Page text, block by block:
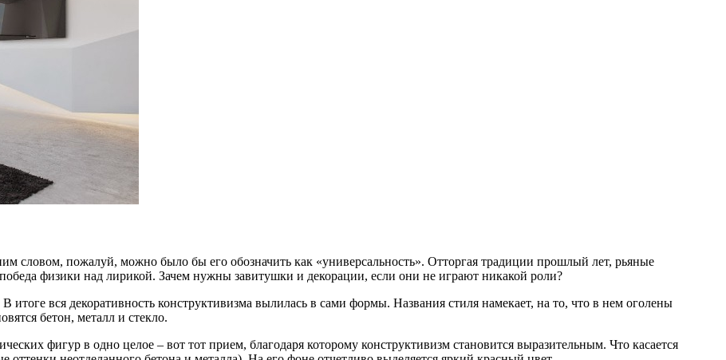
словом, пожалуй, можно было бы его обозначить как «универсальность». Отторгая традиции прошлый лет, рьяные
физики над лирикой. Зачем нужны завитушки и декорации, если они не играют никакой роли?
итоге вся декоративность конструктивизма вылилась в сами формы. Названия стиля намекает, на то, что в нем оголены
бетон, металл и стекло.
фигур в одно целое – вот тот прием, благодаря которому конструктивизм становится выразительным. Что касается